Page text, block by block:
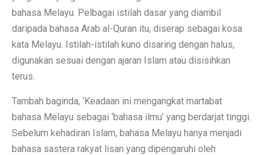
bahasa Melayu. Pelbagai istilah dasar yang diambil
daripada bahasa Arab al-Quran itu, diserap sebagai kosa
kata Melayu. Istilah-istilah kuno disaring dengan halus,
digunakan sesuai dengan ajaran Islam atau disisihkan
terus.
Tambah baginda, ‘Keadaan ini mengangkat martabat
bahasa Melayu sebagai ‘bahasa ilmu’ yang berdarjat tinggi.
Sebelum kehadiran Islam, bahasa Melayu hanya menjadi
bahasa sastera rakyat lisan yang dipengaruhi oleh